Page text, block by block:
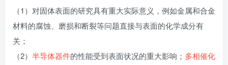
（1）对固体表面的研究具有重大实际意义，例如金属和合金
材料的腐蚀、磨损和断裂等问题直接与表面的化学成分有
关；
（2） 半导体器件的性能受到表面状况的重大影响； 多相催化